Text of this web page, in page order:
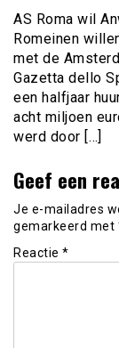
AS Roma wil
Romeinen
met de
Gazetta dello
een halfjaar
acht miljoen
werd door […]
Geef een
Je e-mailadres
gemarkeerd met
Reactie *